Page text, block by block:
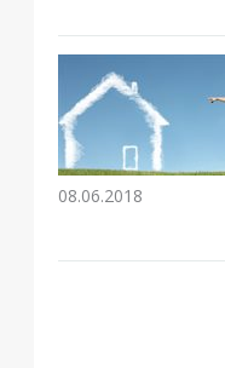
08.06.2018